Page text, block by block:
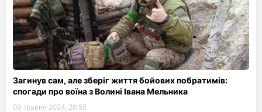
Загинув сам, але зберіг життя бойових побратимів:
спогади про воїна з Волині Івана Мельника
09 травня 2024, 20:55